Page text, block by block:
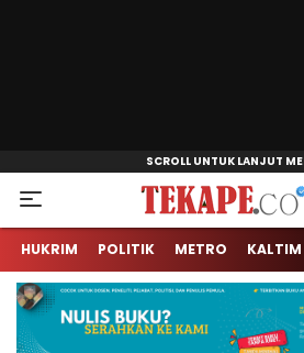
Tekape.co
Jendela Informasi Kita
HUKRIM POLITIK METRO KALTIM